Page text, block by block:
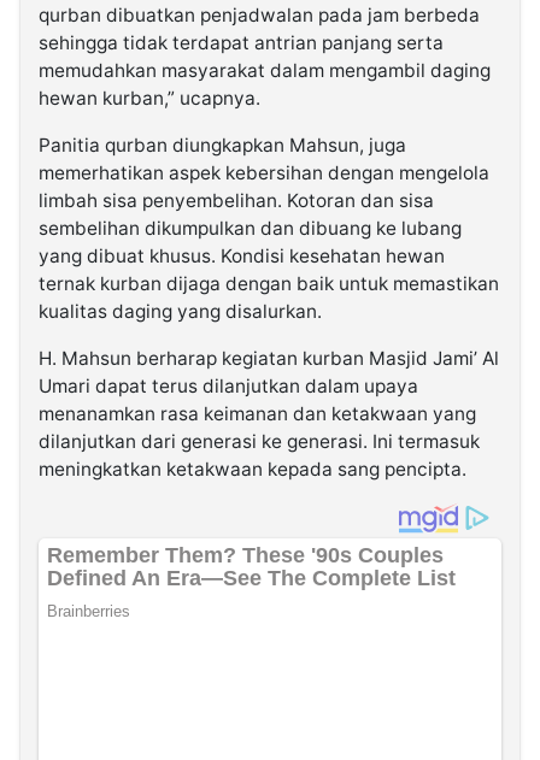
qurban dibuatkan penjadwalan pada jam berbeda
sehingga tidak terdapat antrian panjang serta
memudahkan masyarakat dalam mengambil daging
hewan kurban,” ucapnya.
Panitia qurban diungkapkan Mahsun, juga
memerhatikan aspek kebersihan dengan mengelola
limbah sisa penyembelihan. Kotoran dan sisa
sembelihan dikumpulkan dan dibuang ke lubang
yang dibuat khusus. Kondisi kesehatan hewan
ternak kurban dijaga dengan baik untuk memastikan
kualitas daging yang disalurkan.
H. Mahsun berharap kegiatan kurban Masjid Jami’ Al
Umari dapat terus dilanjutkan dalam upaya
menanamkan rasa keimanan dan ketakwaan yang
dilanjutkan dari generasi ke generasi. Ini termasuk
meningkatkan ketakwaan kepada sang pencipta.